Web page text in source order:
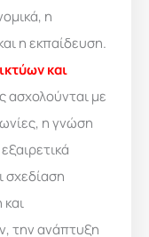
η
η εκπαίδευση.
και
ασχολούνται με
η γνώση
σχεδίαση
την ανάπτυξη